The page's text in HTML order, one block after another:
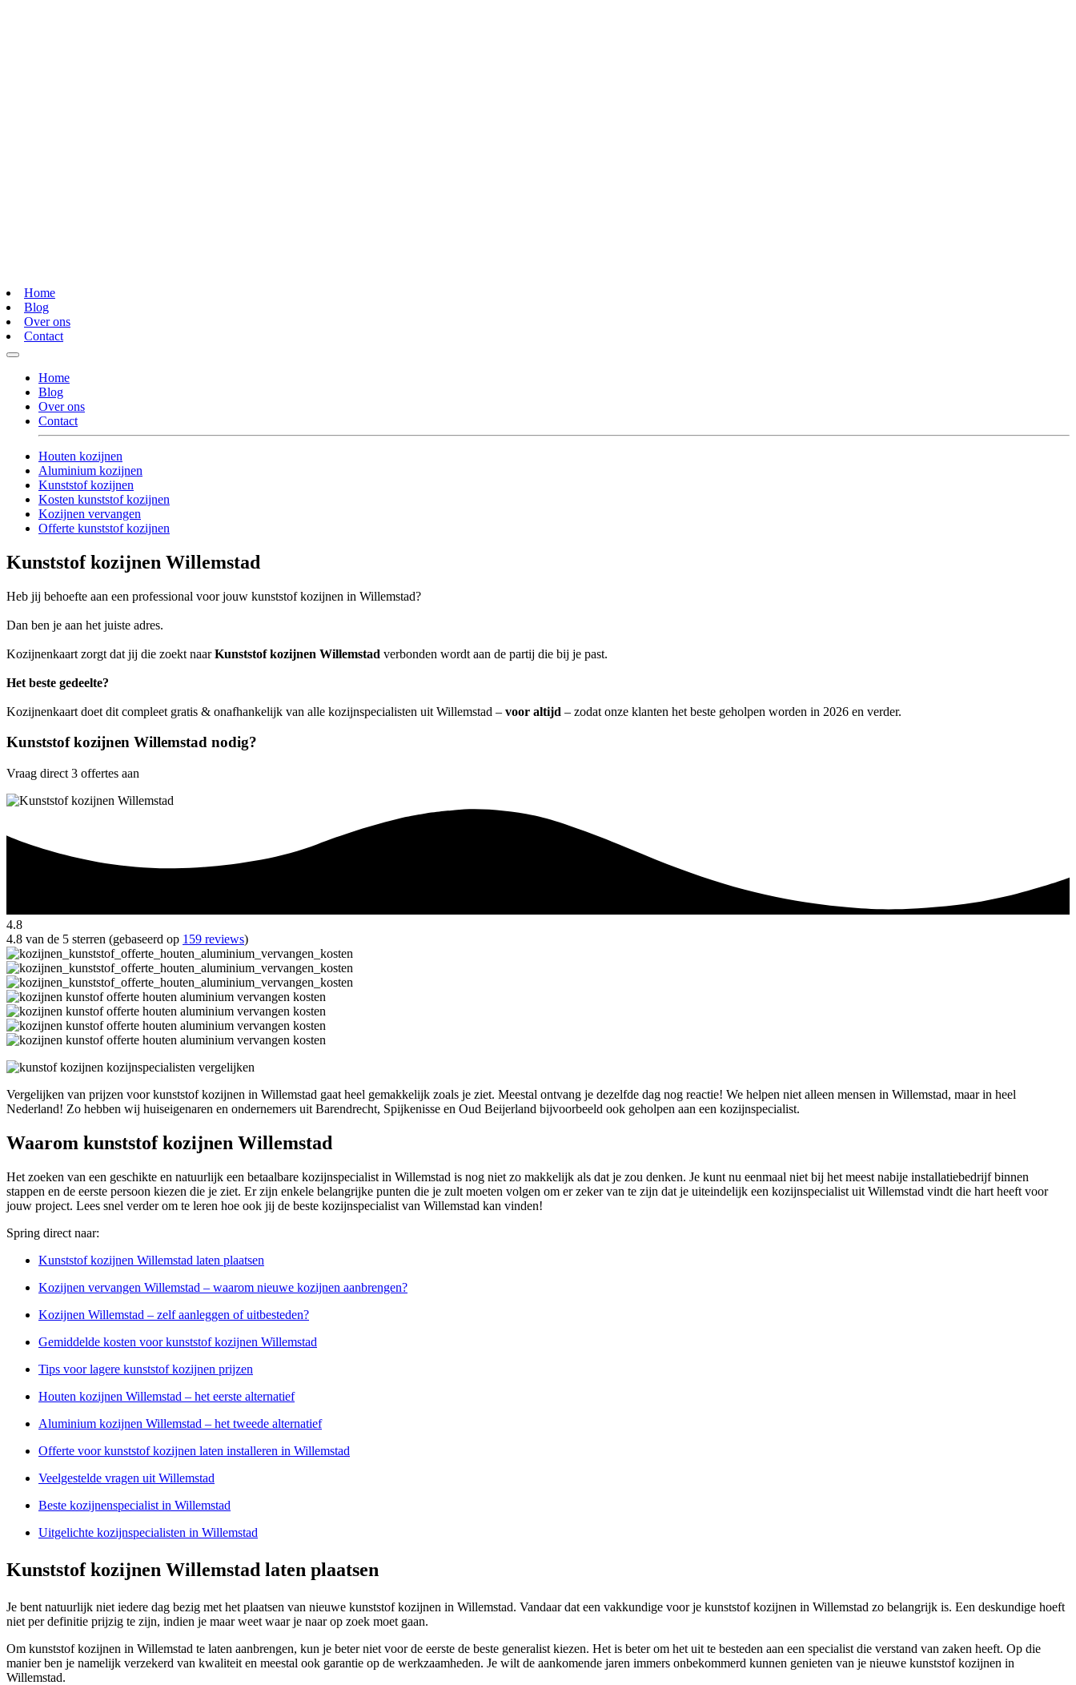
Home
Blog
Over ons
Contact
Home
Blog
Over ons
Contact
Houten kozijnen
Aluminium kozijnen
Kunststof kozijnen
Kosten kunststof kozijnen
Kozijnen vervangen
Offerte kunststof kozijnen
Kunststof kozijnen Willemstad
Heb jij behoefte aan een professional voor jouw kunststof kozijnen in Willemstad?
Dan ben je aan het juiste adres.
Kozijnenkaart zorgt dat jij die zoekt naarKunststof kozijnen Willemstad verbonden wordt aan de partij die bij je past.
Het beste gedeelte?
Kozijnenkaart doet dit compleet gratis & onafhankelijk van alle kozijnspecialisten uit Willemstad – voor altijd – zodat onze klanten het beste geholpen worden in 2026 en verder.
Kunststof kozijnen Willemstad nodig?
Vraag direct 3 offertes aan
4.8
4.8 van de 5 sterren (gebaseerd op 159 reviews)
Vergelijken van prijzen voor kunststof kozijnen in Willemstad gaat heel gemakkelijk zoals je ziet. Meestal ontvang je dezelfde dag nog reactie! We helpen niet alleen mensen in Willemstad, maar in heel
Nederland! Zo hebben wij huiseigenaren en ondernemers uit Barendrecht, Spijkenisse en Oud Beijerland bijvoorbeeld ook geholpen aan een kozijnspecialist.
Waarom kunststof kozijnen Willemstad
Het zoeken van een geschikte en natuurlijk een betaalbare kozijnspecialist in Willemstad is nog niet zo makkelijk als dat je zou denken. Je kunt nu eenmaal niet bij het meest nabije installatiebedrijf binnen
stappen en de eerste persoon kiezen die je ziet. Er zijn enkele belangrijke punten die je zult moeten volgen om er zeker van te zijn dat je uiteindelijk een kozijnspecialist uit Willemstad vindt die hart heeft voor
jouw project. Lees snel verder om te leren hoe ook jij de beste kozijnspecialist van Willemstad kan vinden!
Spring direct naar:
Kunststof kozijnen Willemstad laten plaatsen
Kozijnen vervangen Willemstad – waarom nieuwe kozijnen aanbrengen?
Kozijnen Willemstad – zelf aanleggen of uitbesteden?
Gemiddelde kosten voor kunststof kozijnen Willemstad
Tips voor lagere kunststof kozijnen prijzen
Houten kozijnen Willemstad – het eerste alternatief
Aluminium kozijnen Willemstad – het tweede alternatief
Offerte voor kunststof kozijnen laten installeren in Willemstad
Veelgestelde vragen uit Willemstad
Beste kozijnenspecialist in Willemstad
Uitgelichte kozijnspecialisten in Willemstad
Kunststof kozijnen Willemstad laten plaatsen
Je bent natuurlijk niet iedere dag bezig met het plaatsen van nieuwe kunststof kozijnen in Willemstad. Vandaar dat een vakkundige voor je kunststof kozijnen in Willemstad zo belangrijk is. Een deskundige hoeft
niet per definitie prijzig te zijn, indien je maar weet waar je naar op zoek moet gaan.
Om kunststof kozijnen in Willemstad te laten aanbrengen, kun je beter niet voor de eerste de beste generalist kiezen. Het is beter om het uit te besteden aan een specialist die verstand van zaken heeft. Op die
manier ben je namelijk verzekerd van kwaliteit en meestal ook garantie op de werkzaamheden. Je wilt de aankomende jaren immers onbekommerd kunnen genieten van je nieuwe kunststof kozijnen in
Willemstad.